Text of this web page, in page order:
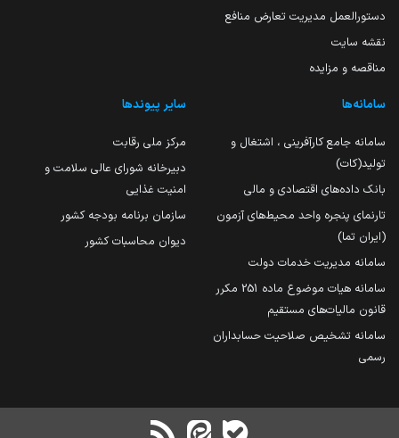
دستورالعمل مدیریت تعارض منافع
نقشه سایت
مناقصه و مزایده
سامانه‌ها
سامانه جامع کارآفرینی ، اشتغال و
تولید(کات)
بانک داده‌های اقتصادی و مالی
تارنمای پنجره واحد محیط‌های آزمون
(ایران تما)
سامانه مدیریت خدمات دولت
سامانه هیات موضوع ماده 251 مکرر
قانون مالیات‌های مستقیم
سامانه تشخیص صلاحیت حسابداران
رسمی
سایر پیوندها
مرکز ملی رقابت
دبیرخانه شورای عالی سلامت و
امنیت غذایی
سازمان برنامه بودجه کشور
دیوان محاسبات کشور